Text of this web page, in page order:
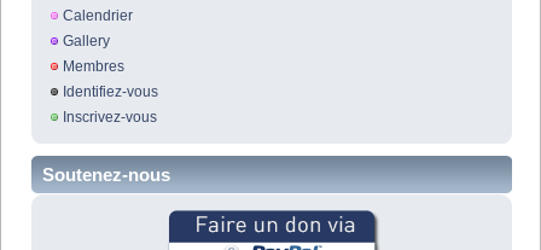
Calendrier
Gallery
Membres
Identifiez-vous
Inscrivez-vous
Soutenez-nous